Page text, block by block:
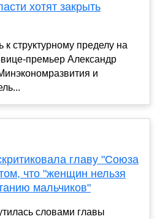
хотят закрыть
к структурному пределу на
премьер Александр
и
главу "Союза
что "женщин нельзя
мальчиков"
словами главы